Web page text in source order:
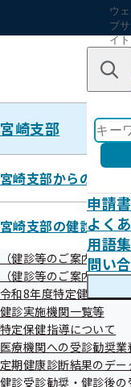
ウェ
ブサ
イト
のナ
ン
キ
申請
よく
用語
問い
宮崎支部
宮崎支部からのお知ら
宮崎支部の健診・保
（健診等のご案内）ご
（健診等のご案内）ご
令和8年度特定健診（集
健診実施機関一覧等
特定保健指導について
医療機関への受診勧奨
定期健康診断結果のデ
健診受診勧奨・健診後
令和6年度 第3回宮崎
資料
令和７年１月１７日
部評議会を開催いたし
評議会の資料につき